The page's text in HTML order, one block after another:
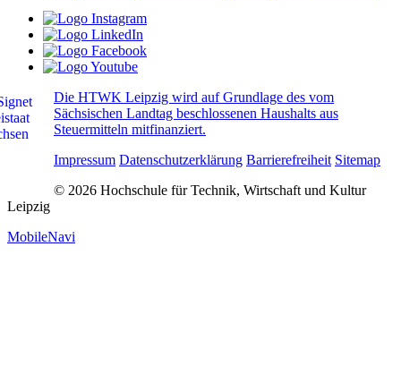
Die HTWK Leipzig wird auf Grundlage des vom
Sächsischen Landtag beschlossenen Haushalts aus
Steuermitteln mitfinanziert.
Impressum Datenschutzerklärung Barrierefreiheit Sitemap
© 2026 Hochschule für Technik, Wirtschaft und Kultur
Leipzig
MobileNavi